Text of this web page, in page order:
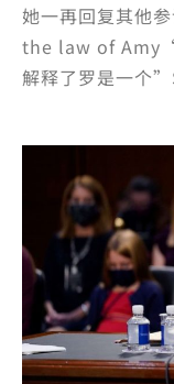
她一再回复其他
the law of
解释了罗是一个